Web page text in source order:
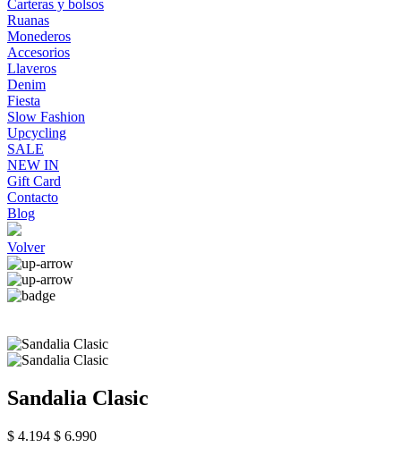
Carteras y bolsos
Ruanas
Monederos
Accesorios
Llaveros
Denim
Fiesta
Slow Fashion
Upcycling
SALE
NEW IN
Gift Card
Contacto
Blog
Volver
Sandalia Clasic
$ 4.194 $ 6.990